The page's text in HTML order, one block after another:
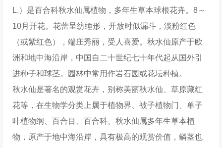
L.）是百合科秋水仙属植物，多年生草本球根花卉。8～
10月开花。花蕾呈纺缍形，开放时似漏斗，淡粉红色
（或紫红色），端庄秀丽，受人喜爱。秋水仙原产于欧
洲和地中海沿岸，中国自二十世纪七十年代起从国外引
进种子和球茎。园林中常用作岩石园或花坛种植。
秋水仙是著名的观赏花卉，别称美丽秋水仙、草原藏红
花等，在生物学分类上属于植物界、被子植物门、单子
叶植物纲、百合目、百合科、秋水仙属多年生草本植
物，原产于地中海沿岸，具有极高的观赏价值，鳞茎也